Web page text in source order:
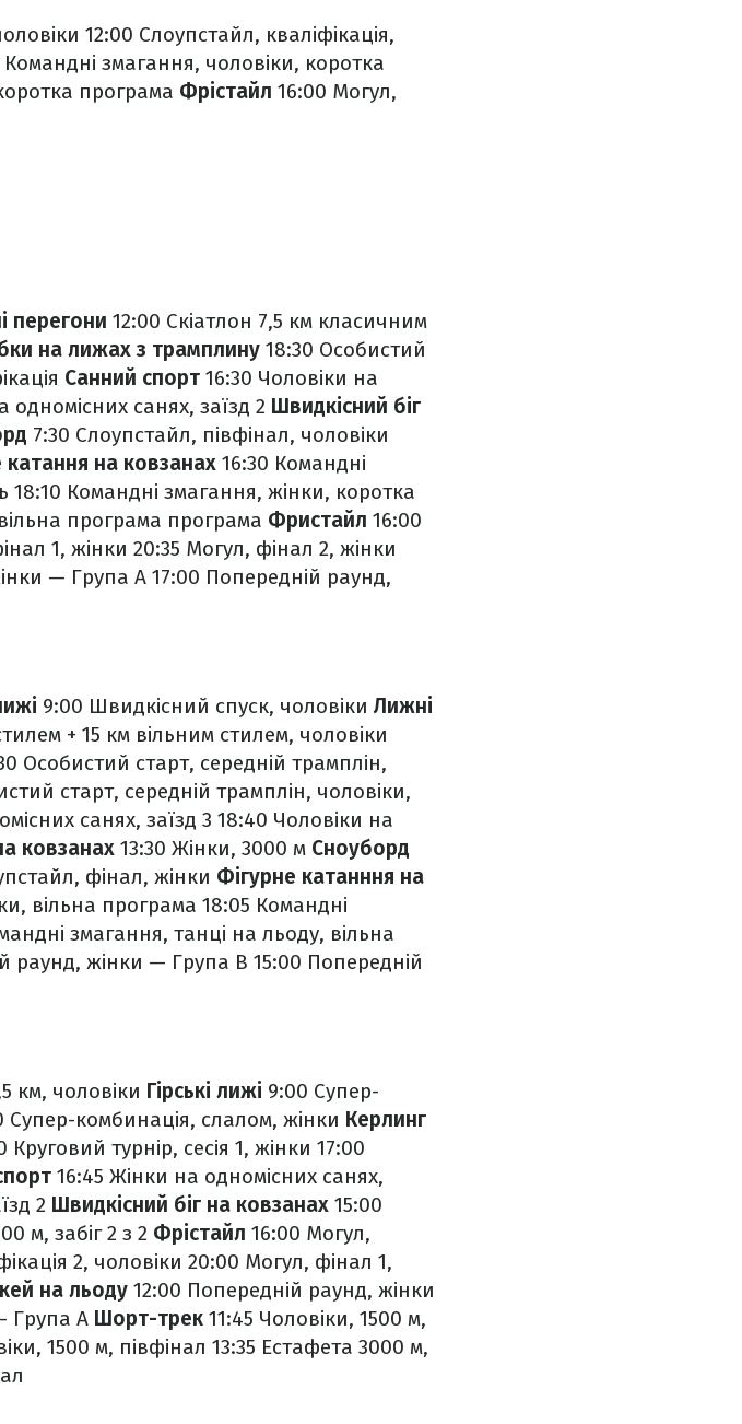
12:00 Слоупстайл, кваліфікація,
Командні змагання, чоловіки, коротка
програма Фрістайл 16:00 Могул,
перегони 12:00 Скіатлон 7,5 км класичним
на лижах з трамплину 18:30 Особистий
Санний спорт 16:30 Чоловіки на
одномісних санях, заїзд 2 Швидкісний біг
7:30 Слоупстайл, півфінал, чоловіки
катання на ковзанах 16:30 Командні
18:10 Командні змагання, жінки, коротка
програма програма Фристайл 16:00
1, жінки 20:35 Могул, фінал 2, жінки
— Група А 17:00 Попередній раунд,
9:00 Швидкісний спуск, чоловіки Лижні
+ 15 км вільним стилем, чоловіки
Особистий старт, середній трамплін,
старт, середній трамплін, чоловіки,
санях, заїзд 3 18:40 Чоловіки на
ковзанах 13:30 Жінки, 3000 м Сноуборд
фінал, жінки Фігурне катанння на
вільна програма 18:05 Командні
змагання, танці на льоду, вільна
раунд, жінки — Група В 15:00 Попередній
км, чоловіки Гірські лижі 9:00 Супер-
Супер-комбинація, слалом, жінки Керлинг
Круговий турнір, сесія 1, жінки 17:00
16:45 Жінки на одномісних санях,
2 Швидкісний біг на ковзанах 15:00
м, забіг 2 з 2 Фрістайл 16:00 Могул,
2, чоловіки 20:00 Могул, фінал 1,
на льоду 12:00 Попередній раунд, жінки
Група А Шорт-трек 11:45 Чоловіки, 1500 м,
1500 м, півфінал 13:35 Естафета 3000 м,